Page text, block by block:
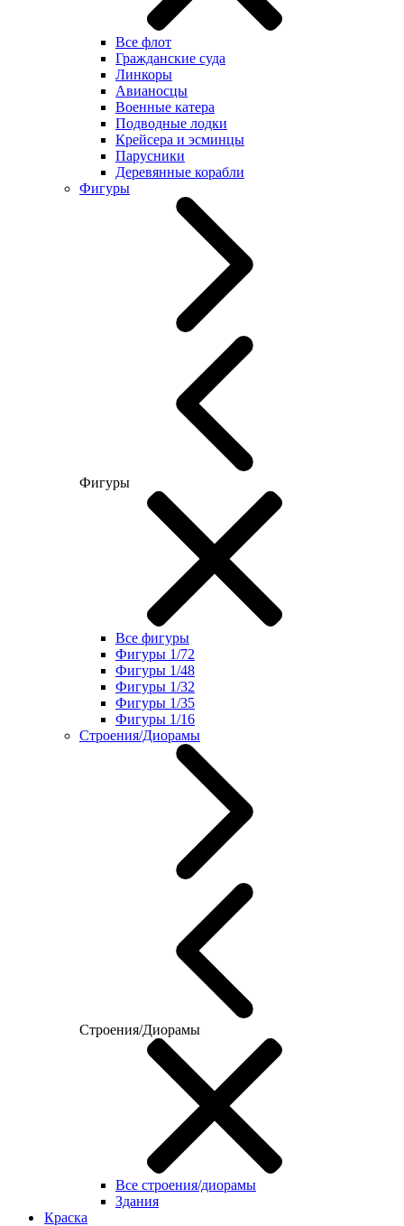
Все флот
Гражданские суда
Линкоры
Авианосцы
Военные катера
Подводные лодки
Крейсера и эсминцы
Парусники
Деревянные корабли
Фигуры
Фигуры
Все фигуры
Фигуры 1/72
Фигуры 1/48
Фигуры 1/32
Фигуры 1/35
Фигуры 1/16
Строения/Диорамы
Строения/Диорамы
Все строения/диорамы
Здания
Краска